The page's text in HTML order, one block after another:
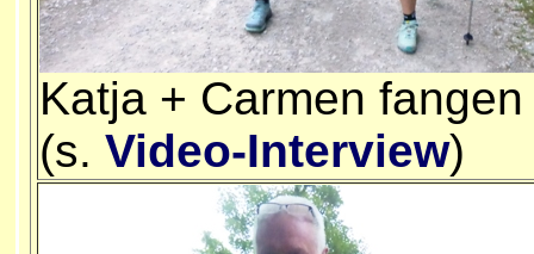
Katja + Carmen
(s. Video-Interview)